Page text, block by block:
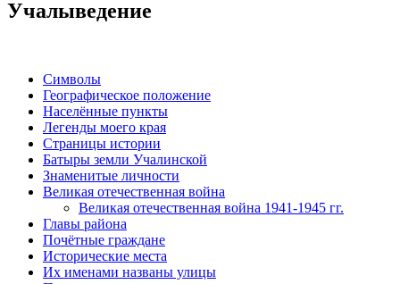
Учалыведение
Символы
Географическое положение
Населённые пункты
Легенды моего края
Страницы истории
Батыры земли Учалинской
Знаменитые личности
Великая отечественная война
Великая отечественная война 1941-1945 гг.
Главы района
Почётные граждане
Исторические места
Их именами названы улицы